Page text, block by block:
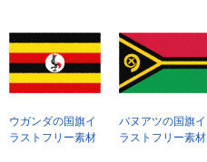
ウガンダの国旗イ
ラストフリー素材
バヌアツの国旗イ
ラストフリー素材